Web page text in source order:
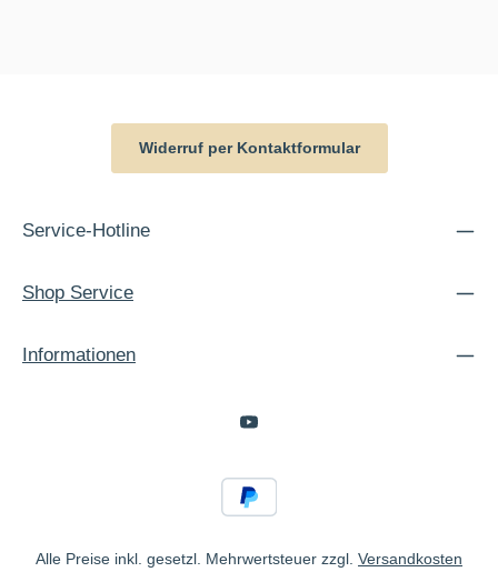
Widerruf per Kontaktformular
Service-Hotline
Shop Service
Informationen
Alle Preise inkl. gesetzl. Mehrwertsteuer zzgl. Versandkosten